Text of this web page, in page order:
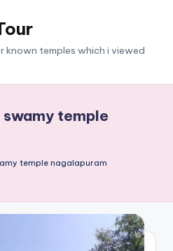
known temples which i viewed
temple
temple nagalapuram